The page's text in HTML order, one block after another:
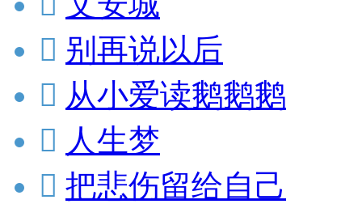
 别再说以后
 从小爱读鹅鹅鹅
 人生梦
 把悲伤留给自己